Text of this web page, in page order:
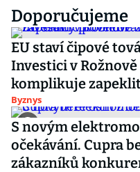
Doporučujeme
EU staví čipové
Investici v
komplikuje
Byznys
S novým
očekávání. Cupra
zákazníků